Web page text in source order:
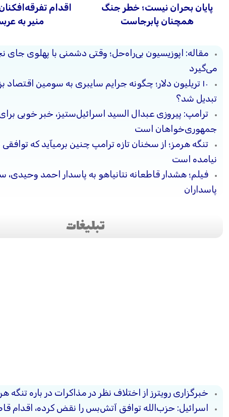
پایان بحران نیست؛ خطر جنگ
همچنان پابرجاست
اقدام
منیر به
مقاله: اپوزیسیون بی‌راه‌حل؛ وقتی دشمنی با پهلوی جای
می‌گیرد
۱۰ تریلیون دلار؛ چگونه جرایم سایبری به سومین اقتصاد
تبدیل شد؟
ترامپ: پیروزی عبدال السید اسرائیل‌ستیز، خبر خوبی
جمهوری‌خواهان است
تنگه هرمز؛ از سخنان تازه ترامپ چنین برمیآید که
نیامده است
فیلم؛ هشدار قاطعانه نتانیاهو به پاسدار احمد وحیدی،
پاسداران
تبلیغات
خبرگزاری رویترز از اختلاف نظر در مذاکرات در باره تنگه
اسرائیل: حزب‌الله توافق آتش‌بس را نقض کرده، اقدام